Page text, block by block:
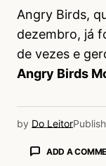
Angry Birds,
dezembro, já
de vezes e
Angry Birds
by Do Leitor
ADD A